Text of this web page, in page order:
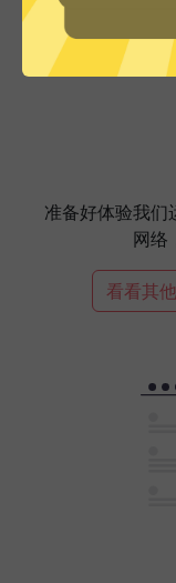
准备好体验我们
网络
看看其